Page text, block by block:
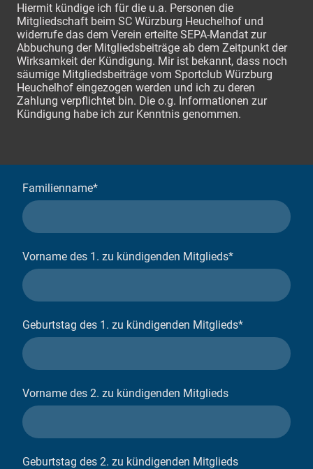
Hiermit kündige ich für die u.a. Personen die
Mitgliedschaft beim SC Würzburg Heuchelhof und
widerrufe das dem Verein erteilte SEPA-Mandat zur
Abbuchung der Mitgliedsbeiträge ab dem Zeitpunkt der
Wirksamkeit der Kündigung. Mir ist bekannt, dass noch
säumige Mitgliedsbeiträge vom Sportclub Würzburg
Heuchelhof eingezogen werden und ich zu deren
Zahlung verpflichtet bin. Die o.g. Informationen zur
Kündigung habe ich zur Kenntnis genommen.
Familienname*
Vorname des 1. zu kündigenden Mitglieds*
Geburtstag des 1. zu kündigenden Mitglieds*
Vorname des 2. zu kündigenden Mitglieds
Geburtstag des 2. zu kündigenden Mitglieds